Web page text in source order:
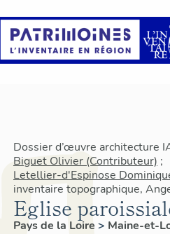
Dossier d’œuvre architecture
Biguet Olivier (Contributeur) ;
Letellier-d'Espinose
inventaire topographique,
Eglise
Pays de la Loire > Maine-et-